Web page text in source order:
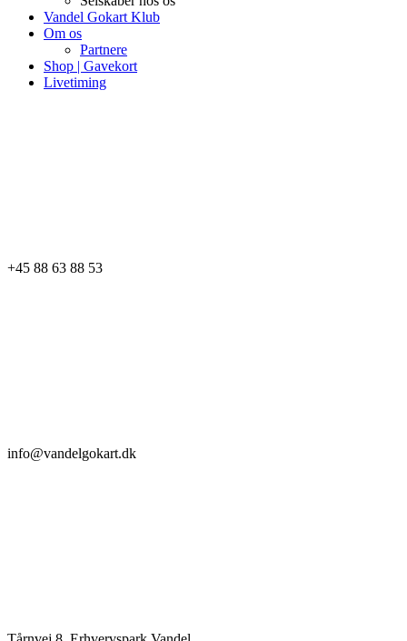
Vandel Gokart Klub
Om os
Partnere
Shop | Gavekort
Livetiming
+45 88 63 88 53
info@vandelgokart.dk